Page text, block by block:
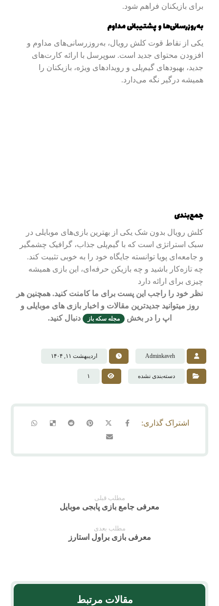
برای بازیکنان فراهم شود.
به‌روزرسانی‌ها و پشتیبانی مداوم
یکی از نقاط قوت کلش رویال، به‌روزرسانی‌های مداوم و
افزودن محتوای جدید است. سوپرسل با ارائه کارت‌های
جدید، بهبودهای گیم‌پلی و رویدادهای ویژه، بازیکنان را
همیشه درگیر نگه می‌دارد.
جمع‌بندی
کلش رویال بدون شک یکی از بهترین بازی‌های موبایلی در
سبک استراتژی است که با گیم‌پلی جذاب، گرافیک چشمگیر
و جامعه‌ای پویا توانسته جایگاه خود را به خوبی تثبیت کند.
چه تازه‌کار باشید و چه بازیکن حرفه‌ای، این بازی همیشه
چیزی برای ارائه دارد
نظر خود را راجب این پست برای ما کامنت کنید. همچنین هر
روز میتوانید جدیدترین مقالات و اخبار بازی های موبایلی و
اپ را در بخش
مجله سکه باز دنبال کنید.
Adminkaveh اردیبهشت ۱۱, ۱۴۰۴
دسته‌بندی نشده ۱
مطلب قبلی
معرفی جامع بازی پابجی موبایل
مطلب بعدی
معرفی بازی براول استارز
مقالات مرتبط